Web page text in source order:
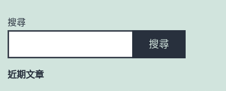
搜尋
搜尋
近期文章